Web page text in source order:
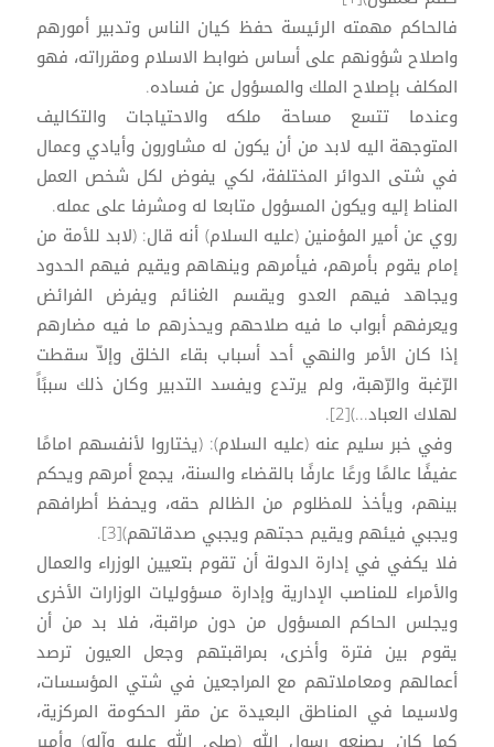
فالحاكم مهمته الرئيسة حفظ كيان الناس وتدبير أمورهم
واصلاح شؤونهم على أساس ضوابط الاسلام ومقرراته، فهو
المكلف بإصلاح الملك والمسؤول عن فساده.
وعندما تتسع مساحة ملكه والاحتياجات والتكاليف
المتوجهة اليه لابد من أن يكون له مشاورون وأيادي وعمال
في شتى الدوائر المختلفة، لكي يفوض لكل شخص العمل
المناط إليه ويكون المسؤول متابعا له ومشرفا على عمله.
روي عن أمير المؤمنين (عليه السلام) أنه قال: (لابد للأمة من
إمام يقوم بأمرهم، فيأمرهم وينهاهم ويقيم فيهم الحدود
ويجاهد فيهم العدو ويقسم الغنائم ويفرض الفرائض
ويعرفهم أبواب ما فيه صلاحهم ويحذرهم ما فيه مضارهم
إذا كان الأمر والنهي أحد أسباب بقاء الخلق وإلاّ سقطت
الرّغبة والرّهبة، ولم يرتدع ويفسد التدبير وكان ذلك سببًاً
لهلاك العباد...)[2].
وفي خبر سليم عنه (عليه السلام): (يختاروا لأنفسهم امامًا
عفيفًا عالمًا ورعًا عارفًا بالقضاء والسنة، يجمع أمرهم ويحكم
بينهم، ويأخذ للمظلوم من الظالم حقه، ويحفظ أطرافهم
ويجبي فيئهم ويقيم حجتهم ويجبي صدقاتهم)[3].
فلا يكفي في إدارة الدولة أن تقوم بتعيين الوزراء والعمال
والأمراء للمناصب الإدارية وإدارة مسؤوليات الوزارات الأخرى
ويجلس الحاكم المسؤول من دون مراقبة، فلا بد من أن
يقوم بين فترة وأخرى، بمراقبتهم وجعل العيون ترصد
أعمالهم ومعاملاتهم مع المراجعين في شتي المؤسسات،
ولاسيما في المناطق البعيدة عن مقر الحكومة المركزية،